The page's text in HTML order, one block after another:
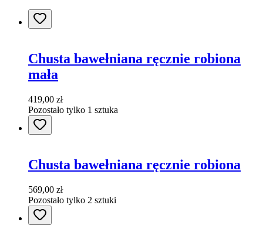
Chusta bawełniana ręcznie robiona
mała
419,00 zł
Pozostało tylko 1 sztuka
Chusta bawełniana ręcznie robiona
569,00 zł
Pozostało tylko 2 sztuki